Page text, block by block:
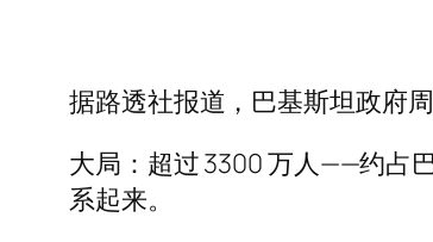
据路透社报道，巴基斯坦政府
大局：超过 3300 万人——约占
系起来。